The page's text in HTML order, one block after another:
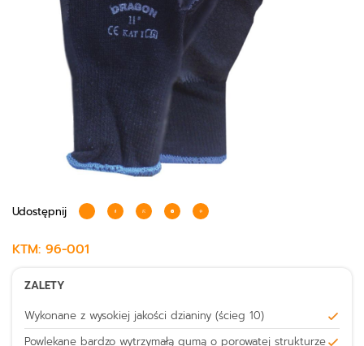
Udostępnij
KTM: 96-001
ZALETY
Wykonane z wysokiej jakości dzianiny (ścieg 10)
Powlekane bardzo wytrzymałą gumą o porowatej strukturze